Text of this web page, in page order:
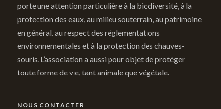
porte une attention particulière à la biodiversité, à la
protection des eaux, au milieu souterrain, au patrimoine
en général, au respect des réglementations
environnementales et à la protection des chauves-
souris. L’association a aussi pour objet de protéger
toute forme de vie, tant animale que végétale.
NOUS CONTACTER